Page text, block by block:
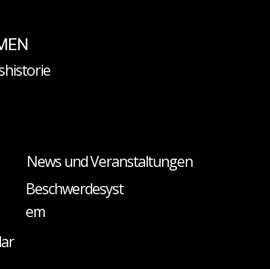
News und Veranstaltungen
Beschwerdesyst
em